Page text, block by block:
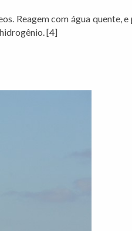
Reagem com água quente,
[4]